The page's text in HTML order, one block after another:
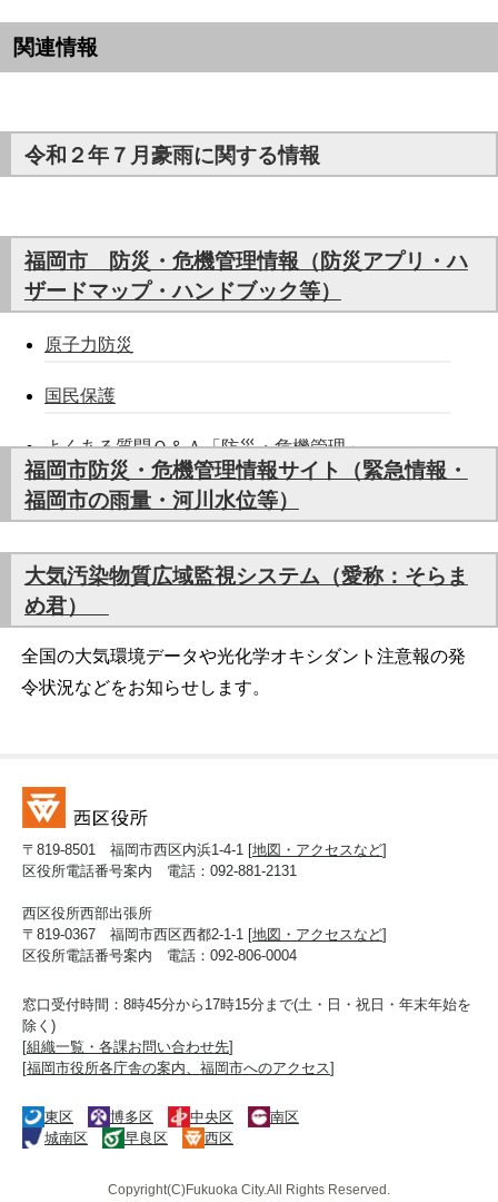
関連情報
令和２年７月豪雨に関する情報
福岡市 防災・危機管理情報（防災アプリ・ハ
ザードマップ・ハンドブック等）
原子力防災
国民保護
よくある質問Ｑ＆Ａ「防災・危機管理」
福岡市防災・危機管理情報サイト（緊急情報・
福岡市の雨量・河川水位等）
大気汚染物質広域監視システム（愛称：そらま
め君）
全国の大気環境データや光化学オキシダント注意報の発
令状況などをお知らせします。
〒819-8501 福岡市西区内浜1-4-1 [地図・アクセスなど]
区役所電話番号案内 電話：092-881-2131
西区役所西部出張所
〒819-0367 福岡市西区西都2-1-1 [地図・アクセスなど]
区役所電話番号案内 電話：092-806-0004
窓口受付時間：8時45分から17時15分まで(土・日・祝日・年末年始を
除く)
[組織一覧・各課お問い合わせ先]
[福岡市役所各庁舎の案内、福岡市へのアクセス]
東区 博多区 中央区
南区
城南区
早良区 西区
Copyright(C)Fukuoka City.All Rights Reserved.